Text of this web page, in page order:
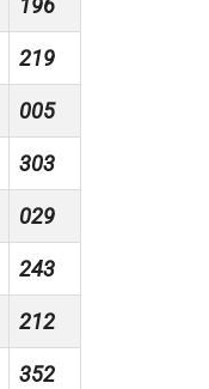
196
219
005
303
029
243
212
352